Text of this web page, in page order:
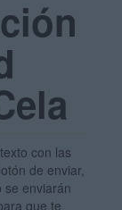
con las
de enviar,
se enviarán
que te